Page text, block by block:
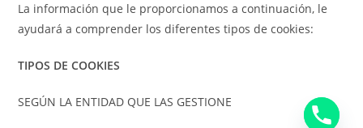
La información que le proporcionamos a continuación, le
ayudará a comprender los diferentes tipos de cookies:
TIPOS DE COOKIES
SEGÚN LA ENTIDAD QUE LAS GESTIONE